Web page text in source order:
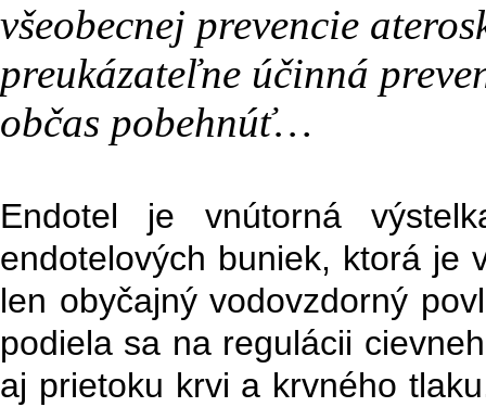
všeobecnej prevencie
preukázateľne účinná
občas pobehnúť…
Endotel je vnútorná
endotelových buniek, ktorá je
len obyčajný vodovzdorný
podiela sa na regulácii
aj prietoku krvi a krvného